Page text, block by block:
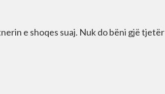
e shoqes suaj. Nuk do bëni gjë tjetër